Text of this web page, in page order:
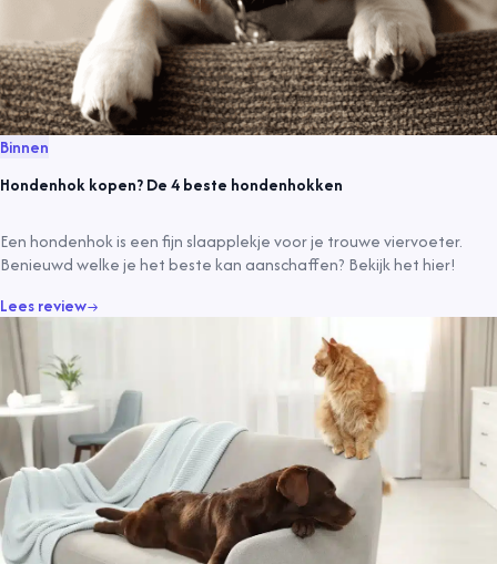
Binnen
Hondenhok kopen? De 4 beste hondenhokken
Een hondenhok is een fijn slaapplekje voor je trouwe viervoeter.
Benieuwd welke je het beste kan aanschaffen? Bekijk het hier!
Lees review